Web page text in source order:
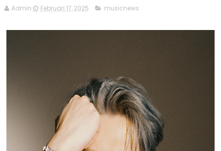
Admin Februari 17, 2025 musicnews